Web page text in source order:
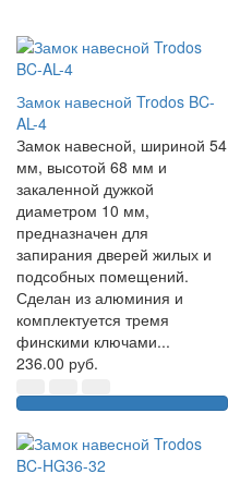
Замок навесной Trodos BC-
AL-4
Замок навесной, шириной 54
мм, высотой 68 мм и
закаленной дужкой
диаметром 10 мм,
предназначен для
запирания дверей жилых и
подсобных помещений.
Сделан из алюминия и
комплектуется тремя
финскими ключами...
236.00 руб.